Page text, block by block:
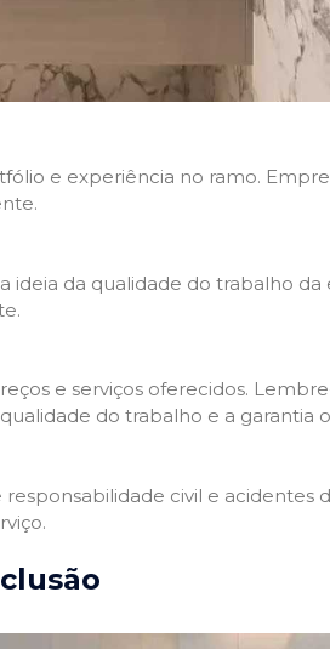
e experiência no ramo.
da qualidade do trabalho da
e serviços oferecidos.
do trabalho e a garantia
civil e acidentes